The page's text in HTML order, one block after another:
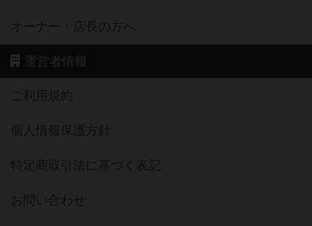
オーナー・店長の方へ
運営者情報
ご利用規約
個人情報保護方針
特定商取引法に基づく表記
お問い合わせ